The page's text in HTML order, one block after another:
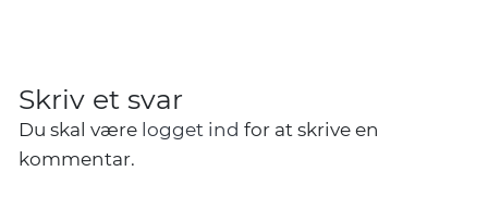
Skriv et svar
Du skal være logget ind for at skrive en
kommentar.